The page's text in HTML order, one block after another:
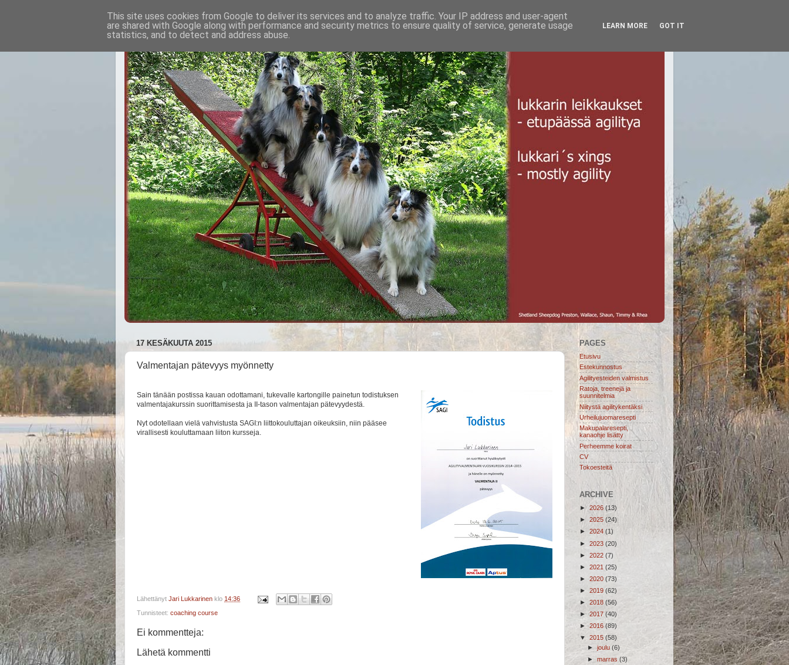
17 KESÄKUUTA 2015
Valmentajan pätevyys myönnetty
Sain tänään postissa kauan odottamani, tukevalle kartongille painetun todistuksen
valmentajakurssin suorittamisesta ja II-tason valmentajan pätevyydestä.
Nyt odotellaan vielä vahvistusta SAGI:n liittokouluttajan oikeuksiin, niin pääsee
virallisesti kouluttamaan liiton kursseja.
Lähettänyt Jari Lukkarinen klo 14:36
Tunnisteet: coaching course
Ei kommentteja:
Lähetä kommentti
PAGES
Etusivu
Estekunnostus
Agilityesteiden valmistus
Ratoja, treenejä ja
suunnitelmia
Niitystä agilitykentäksi
Urheilujuomaresepti
Makupalaresepti,
kanaohje lisätty
Perheemme koirat
CV
Tokoesteitä
ARCHIVE
► 2026 (13)
► 2025 (24)
► 2024 (1)
► 2023 (20)
► 2022 (7)
► 2021 (25)
► 2020 (73)
► 2019 (62)
► 2018 (56)
►2017 (40)
►2016 (89)
▼ 2015 (58)
► joulu (6)
► marras (3)
This site uses cookies from Google to deliver its services and to analyze traffic. Your IP address and user-agent
are shared with Google along with performance and security metrics to ensure quality of service, generate usage
statistics, and to detect and address abuse.
LEARN MORE GOT IT